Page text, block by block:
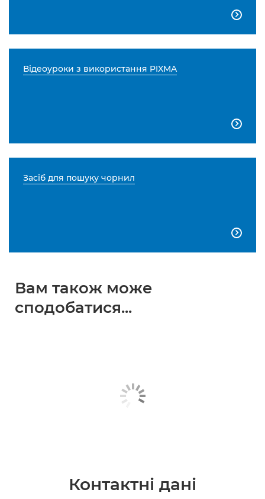

Відеоуроки з використання PIXMA

Засіб для пошуку чорнил

Вам також може
сподобатися...
Контактні дані